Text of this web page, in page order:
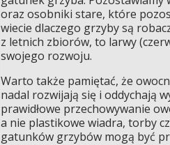
oraz osobniki stare, które
wiecie dlaczego grzyby są
z letnich zbiorów, to larwy
swojego rozwoju.
Warto także pamiętać, że
nadal rozwijają się i oddychają
prawidłowe przechowywanie
a nie plastikowe wiadra, torby
gatunków grzybów mogą być